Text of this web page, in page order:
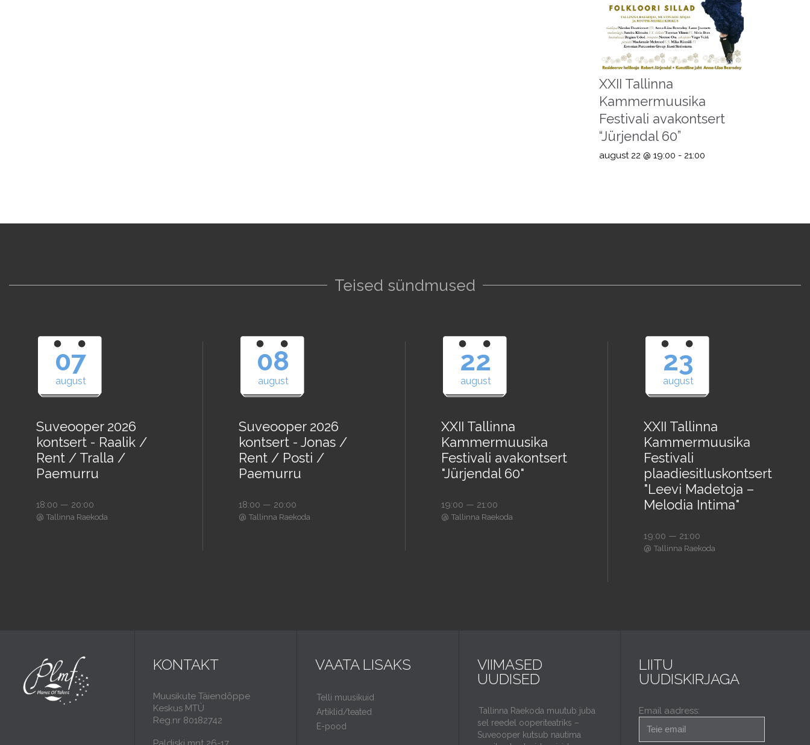
XXII Tallinna
Kammermuusika
Festivali avakontsert
“Jürjendal 60”
august 22 @ 19:00 - 21:00
Teised sündmused
07
august
Suveooper 2026
kontsert - Raalik /
Rent / Tralla /
Paemurru
18:00 — 20:00
@ Tallinna Raekoda
08
august
Suveooper 2026
kontsert - Jonas /
Rent / Posti /
Paemurru
18:00 — 20:00
@ Tallinna Raekoda
22
august
XXII Tallinna
Kammermuusika
Festivali avakontsert
"Jürjendal 60"
19:00 — 21:00
@ Tallinna Raekoda
23
august
XXII Tallinna
Kammermuusika
Festivali
plaadiesitluskontsert
"Leevi Madetoja –
Melodia Intima"
19:00 — 21:00
@ Tallinna Raekoda
KONTAKT
Muusikute Täiendõppe
Keskus MTÜ
Reg.nr 80182742
VAATA LISAKS
Telli muusikuid
Artiklid/teated
E-pood
VIIMASED
UUDISED
Tallinna Raekoda muutub juba
sel reedel ooperiteatriks –
Suveooper kutsub nautima
LIITU
UUDISKIRJAGA
Email aadress: